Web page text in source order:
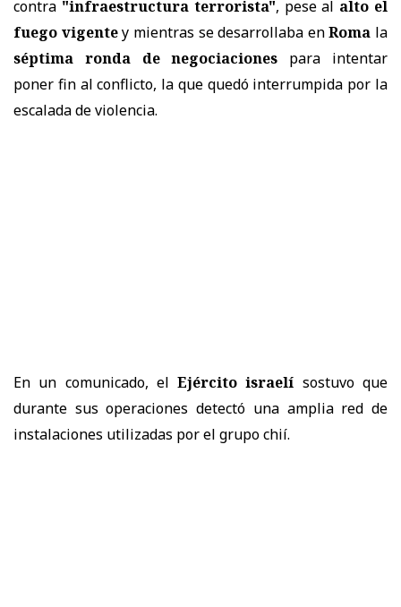
contra "infraestructura terrorista", pese al alto el
fuego vigentey mientras se desarrollaba enRoma la
séptima ronda de negociaciones para intentar
poner fin al conflicto, la que quedó interrumpida por la
escalada de violencia.
En un comunicado, elEjército israelí sostuvo que
durante sus operaciones detectó una amplia red de
instalaciones utilizadas por el grupo chií.